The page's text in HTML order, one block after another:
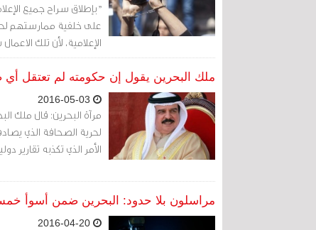
"بإطلاق سراح جميع
على خلفية ممارستهم
الإعلامية، لأن تلك
ملك البحرين يقول إن حكومته لم تعتقل
مرآة البحرين: قال ملك
الأمر الذي تكذبه تقارير
مراسلون بلا حدود: البحرين ضمن أسوأ خمس